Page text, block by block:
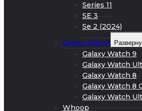
Series 11
SE 3
Se 2 (2024)
Galaxy Watch
Galaxy Watch 9
Galaxy Watch
Galaxy Watch 8
Galaxy Watch 8
Galaxy Watch
Whoop